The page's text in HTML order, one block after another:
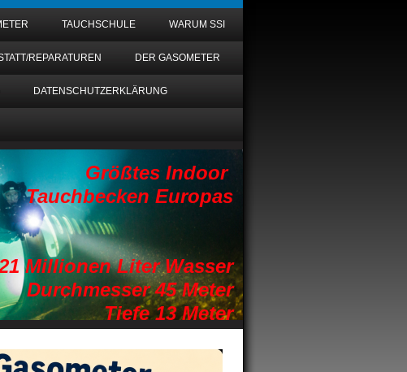
TAUCHSCHULE WARUM SSI
REPARATUREN DER GASOMETER
DATENSCHUTZERKLÄRUNG
Größtes Indoor
Tauchbecken Europas
Liter Wasser
45 Meter
13 Meter